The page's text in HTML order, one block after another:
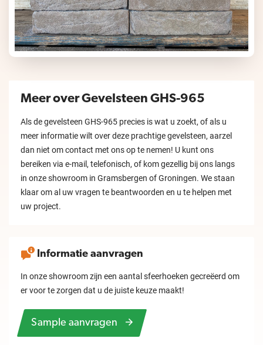
Meer over Gevelsteen GHS-965
Als de gevelsteen GHS-965 precies is wat u zoekt, of als u
meer informatie wilt over deze prachtige gevelsteen, aarzel
dan niet om contact met ons op te nemen! U kunt ons
bereiken via e-mail, telefonisch, of kom gezellig bij ons langs
in onze showroom in Gramsbergen of Groningen. We staan
klaar om al uw vragen te beantwoorden en u te helpen met
uw project.
Informatie aanvragen
In onze showroom zijn een aantal sfeerhoeken gecreëerd om
er voor te zorgen dat u de juiste keuze maakt!
Sample aanvragen